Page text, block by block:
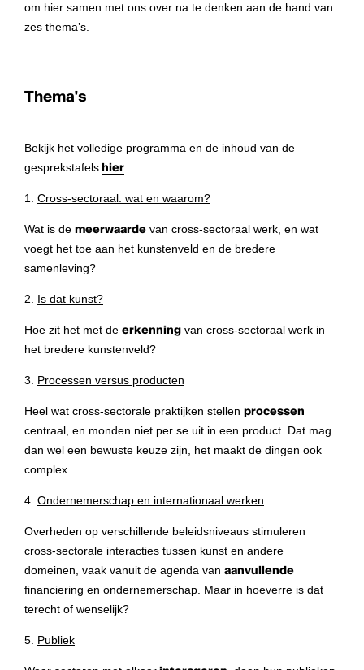
om hier samen met ons over na te denken aan de hand van
zes thema’s.
Thema's
Bekijk het volledige programma en de inhoud van de
gesprekstafels hier.
1. Cross-sectoraal: wat en waarom?
Wat is de meerwaarde van cross-sectoraal werk, en wat
voegt het toe aan het kunstenveld en de bredere
samenleving?
2. Is dat kunst?
Hoe zit het met de erkenning van cross-sectoraal werk in
het bredere kunstenveld?
3. Processen versus producten
Heel wat cross-sectorale praktijken stellen processen
centraal, en monden niet per se uit in een product. Dat mag
dan wel een bewuste keuze zijn, het maakt de dingen ook
complex.
4. Ondernemerschap en internationaal werken
Overheden op verschillende beleidsniveaus stimuleren
cross-sectorale interacties tussen kunst en andere
domeinen, vaak vanuit de agenda van aanvullende
financiering en ondernemerschap. Maar in hoeverre is dat
terecht of wenselijk?
5. Publiek